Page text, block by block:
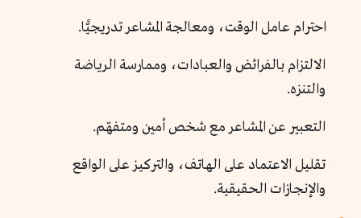
احترام عامل الوقت، ومعالجة المشاعر تدريجيًّا.
الالتزام بالفرائض والعبادات، وممارسة الرياضة
والتنزه.
التعبير عن المشاعر مع شخص أمين ومتفهّم.
تقليل الاعتماد على الهاتف، والتركيز على الواقع
والإنجازات الحقيقية.